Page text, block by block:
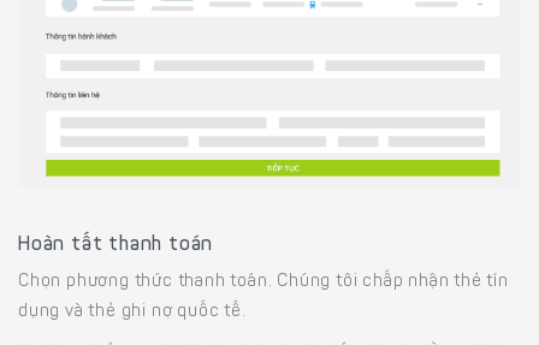
Hoàn tất thanh toán
Chọn phương thức thanh toán. Chúng tôi chấp nhận thẻ tín
dụng và thẻ ghi nợ quốc tế.